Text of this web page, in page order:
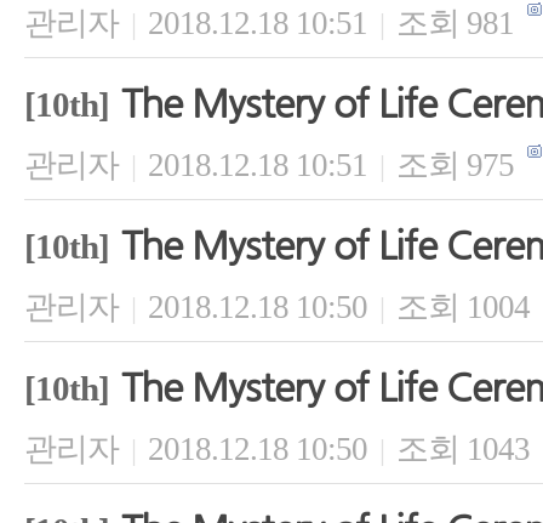
관리자 | 2018.12.18 10:51 | 조회 981
[10th] The Mystery of Life
관리자 | 2018.12.18 10:51 | 조회 975
[10th] The Mystery of Life
관리자 | 2018.12.18 10:50 | 조회 1004
[10th] The Mystery of Life
관리자 | 2018.12.18 10:50 | 조회 1043